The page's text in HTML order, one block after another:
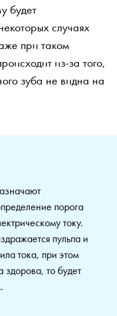
будет
случаях
при таком
из-за того,
зуба не видна на
порога
току.
пульпа и
тока, при этом
здорова, то будет